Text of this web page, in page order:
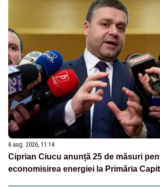
6 aug. 2026, 11:14
Ciprian Ciucu anunță 25 de măsuri
economisirea energiei la Primăria